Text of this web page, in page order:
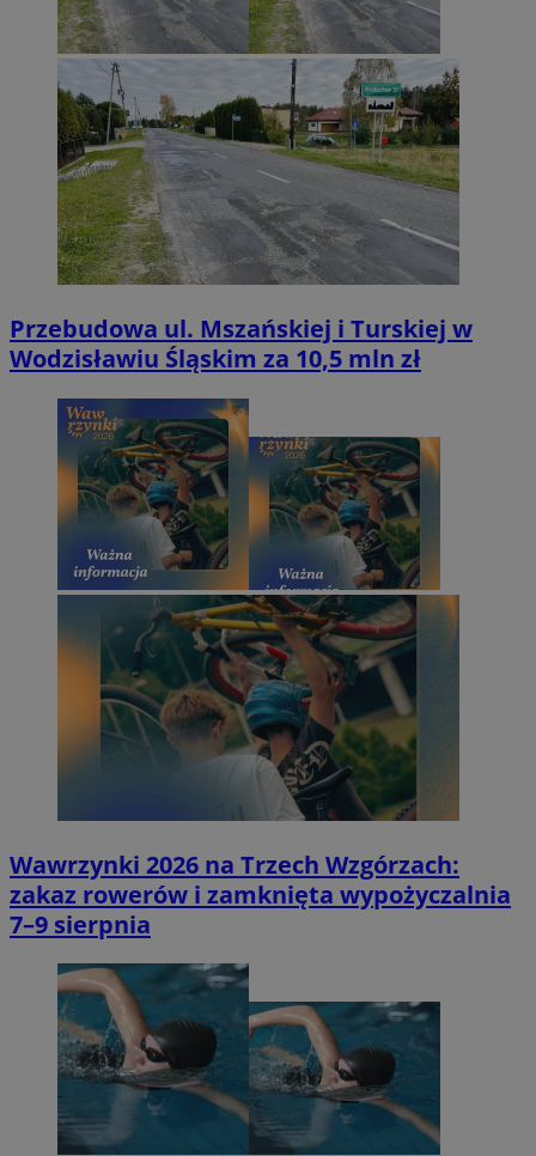
Przebudowa ul. Mszańskiej i Turskiej w
Wodzisławiu Śląskim za 10,5 mln zł
Wawrzynki 2026 na Trzech Wzgórzach:
zakaz rowerów i zamknięta wypożyczalnia
7–9 sierpnia